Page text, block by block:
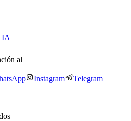
IA
al
Instagram Telegram